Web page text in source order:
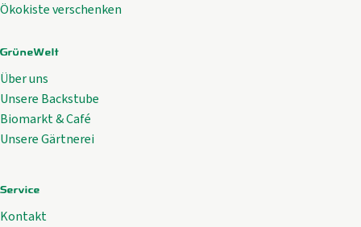
Ökokiste verschenken
GrüneWelt
Über uns
Unsere Backstube
Biomarkt & Café
Unsere Gärtnerei
Service
Kontakt